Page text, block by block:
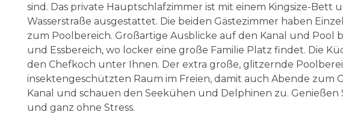
sind. Das private Hauptschlafzimmer ist mit einem Kingsize-
Wasserstraße ausgestattet. Die beiden Gästezimmer haben
zum Poolbereich. Großartige Ausblicke auf den Kanal und Pool
und Essbereich, wo locker eine große Familie Platz findet. Die
den Chefkoch unter Ihnen. Der extra große, glitzernde
insektengeschützten Raum im Freien, damit auch Abende zum
Kanal und schauen den Seekühen und Delphinen zu. Genießen
und ganz ohne Stress.